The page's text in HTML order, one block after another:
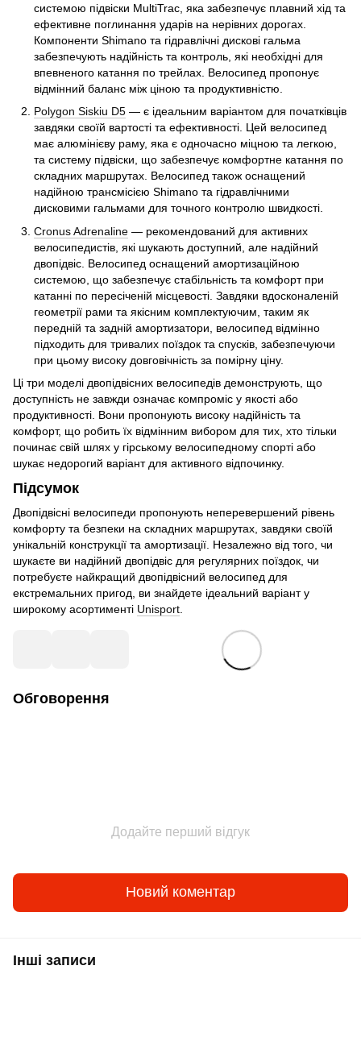
системою підвіски MultiTrac, яка забезпечує плавний хід та
ефективне поглинання ударів на нерівних дорогах.
Компоненти Shimano та гідравлічні дискові гальма
забезпечують надійність та контроль, які необхідні для
впевненого катання по трейлах. Велосипед пропонує
відмінний баланс між ціною та продуктивністю.
Polygon Siskiu D5 — є ідеальним варіантом для початківців
завдяки своїй вартості та ефективності. Цей велосипед
має алюмінієву раму, яка є одночасно міцною та легкою,
та систему підвіски, що забезпечує комфортне катання по
складних маршрутах. Велосипед також оснащений
надійною трансмісією Shimano та гідравлічними
дисковими гальмами для точного контролю швидкості.
Cronus Adrenaline — рекомендований для активних
велосипедистів, які шукають доступний, але надійний
двопідвіс. Велосипед оснащений амортизаційною
системою, що забезпечує стабільність та комфорт при
катанні по пересіченій місцевості. Завдяки вдосконаленій
геометрії рами та якісним комплектуючим, таким як
передній та задній амортизатори, велосипед відмінно
підходить для тривалих поїздок та спусків, забезпечуючи
при цьому високу довговічність за помірну ціну.
Ці три моделі двопідвісних велосипедів демонструють, що
доступність не завжди означає компроміс у якості або
продуктивності. Вони пропонують високу надійність та
комфорт, що робить їх відмінним вибором для тих, хто тільки
починає свій шлях у гірському велосипедному спорті або
шукає недорогий варіант для активного відпочинку.
Підсумок
Двопідвісні велосипеди пропонують неперевершений рівень
комфорту та безпеки на складних маршрутах, завдяки своїй
унікальній конструкції та амортизації. Незалежно від того, чи
шукаєте ви надійний двопідвіс для регулярних поїздок, чи
потребуєте найкращий двопідвісний велосипед для
екстремальних пригод, ви знайдете ідеальний варіант у
широкому асортименті Unisport
Обговорення
Додайте перший відгук
Новий коментар
Інші записи